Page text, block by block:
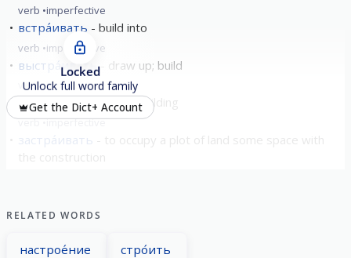
verb imperfective
встра́ивать build into
verb imperfective
выстра́ивать draw up; build
verb imperfective
достра́ивать finish building
verb imperfective
застра́ивать
show all
Locked
Unlock full word family
Get the Dict+ Account
RELATED WORDS
настрое́ние стро́ить